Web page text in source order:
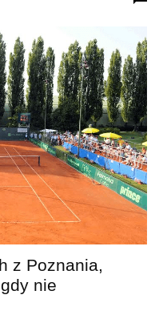
z Poznania,
nie